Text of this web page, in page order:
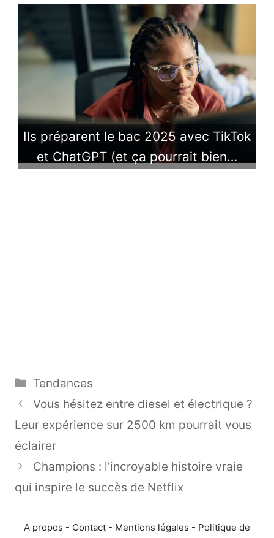
Ils préparent le bac 2025 avec TikTok
et ChatGPT (et ça pourrait bien…
Catégories
Tendances
Vous hésitez entre diesel et électrique ?
Leur expérience sur 2500 km pourrait vous
éclairer
Champions : l’incroyable histoire vraie
qui inspire le succès de Netflix
A propos - Contact - Mentions légales - Politique de